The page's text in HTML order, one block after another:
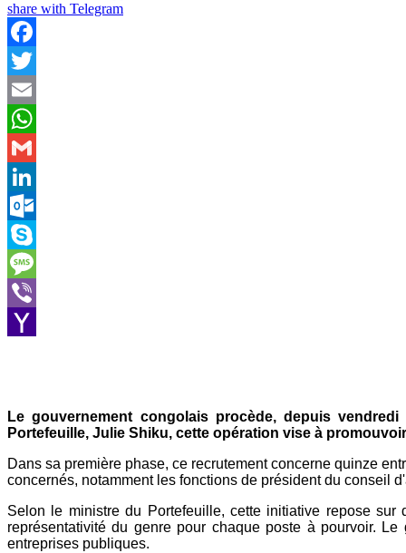
share with Telegram
Facebook
Twitter
Email
WhatsApp
Gmail
LinkedIn
Outlook.com
Skype
Message
Viber
Le gouvernement congolais procède, depuis
Portefeuille, Julie Shiku, cette opération vise à
Dans sa première phase, ce recrutement concerne quinze
concernés, notamment les fonctions de président du conseil
Selon le ministre du Portefeuille, cette initiative repose
représentativité du genre pour chaque poste à pourvoir.
entreprises publiques.